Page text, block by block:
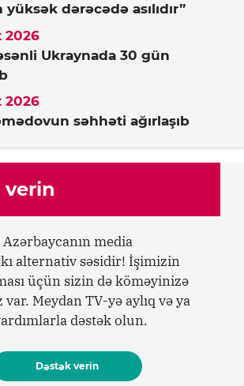
yüksək dərəcədə asılıdır”
Ukraynada 30 gün
2026
səhhəti ağırlaşıb
2026
verin
media
alternativ səsidir! İşimizin
üçün sizin də köməyinizə
var. Meydan TV-yə aylıq və ya
dəstək olun.
Dəstək verin